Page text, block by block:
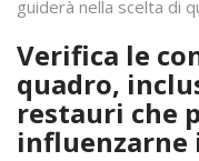
guiderà nella scelta di
Verifica le
quadro,
restauri che
influenzarne